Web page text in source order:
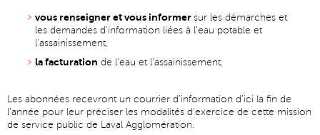
vous renseigner et vous informersur les démarches et
les demandes d'information liées à l'eau potable et
l'assainissement,
la facturation de l'eau et l'assainissement.
Les abonnées recevront un courrier d'information d'ici la fin de
l'année pour leur préciser les modalités d'exercice de cette mission
de service public de Laval Agglomération.